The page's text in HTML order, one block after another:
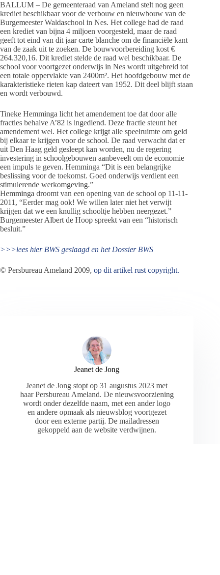
BALLUM – De gemeenteraad van Ameland stelt nog geen
krediet beschikbaar voor de verbouw en nieuwbouw van de
Burgemeester Waldaschool in Nes. Het college had de raad
een krediet van bijna 4 miljoen voorgesteld, maar de raad
geeft tot eind van dit jaar carte blanche om de financiële kant
van de zaak uit te zoeken. De bouwvoorbereiding kost €
264.320,16. Dit krediet stelde de raad wel beschikbaar. De
school voor voortgezet onderwijs in Nes wordt uitgebreid tot
een totale oppervlakte van 2400m². Het hoofdgebouw met de
karakteristieke rieten kap dateert van 1952. Dit deel blijft staan
en wordt verbouwd.
Tineke Hemminga licht het amendement toe dat door alle
fracties behalve A’82 is ingediend. Deze fractie steunt het
amendement wel. Het college krijgt alle speelruimte om geld
bij elkaar te krijgen voor de school. De raad verwacht dat er
uit Den Haag geld gesleept kan worden, nu de regering
investering in schoolgebouwen aanbeveelt om de economie
een impuls te geven. Hemminga “Dit is een belangrijke
beslissing voor de toekomst. Goed onderwijs verdient een
stimulerende werkomgeving.”
Hemminga droomt van een opening van de school op 11-11-
2011, “Eerder mag ook! We willen later niet het verwijt
krijgen dat we een knullig schooltje hebben neergezet.”
Burgemeester Albert de Hoop spreekt van een “historisch
besluit.”
>>>lees hier BWS geslaagd en het Dossier BWS
© Persbureau Ameland 2009, op dit artikel rust copyright.
Jeanet de Jong
Jeanet de Jong stopt op 31 augustus 2023 met
haar Persbureau Ameland. De nieuwsvoorziening
wordt onder dezelfde naam, met een ander logo
en andere opmaak als nieuwsblog voortgezet
door een externe partij. De mailadressen
gekoppeld aan de website verdwijnen.